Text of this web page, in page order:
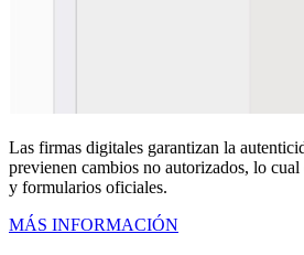
Las firmas digitales garantizan la
previenen cambios no autorizados, lo cual
y formularios oficiales.
MÁS INFORMACIÓN